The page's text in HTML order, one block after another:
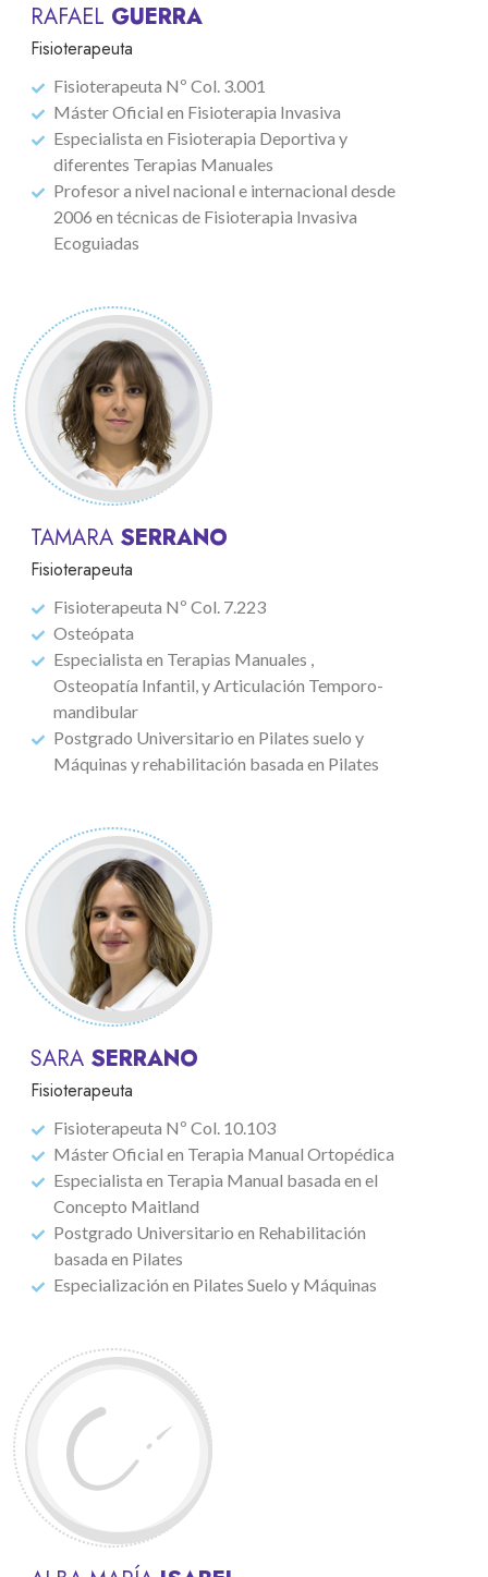
RAFAEL GUERRA
Fisioterapeuta
Fisioterapeuta Nº Col. 3.001
Máster Oficial en Fisioterapia Invasiva
Especialista en Fisioterapia Deportiva y
diferentes Terapias Manuales
Profesor a nivel nacional e internacional desde
2006 en técnicas de Fisioterapia Invasiva
Ecoguiadas
TAMARA SERRANO
Fisioterapeuta
Fisioterapeuta Nº Col. 7.223
Osteópata
Especialista en Terapias Manuales ,
Osteopatía Infantil, y Articulación Temporo-
mandibular
Postgrado Universitario en Pilates suelo y
Máquinas y rehabilitación basada en Pilates
SARA SERRANO
Fisioterapeuta
Fisioterapeuta Nº Col. 10.103
Máster Oficial en Terapia Manual Ortopédica
Especialista en Terapia Manual basada en el
Concepto Maitland
Postgrado Universitario en Rehabilitación
basada en Pilates
Especialización en Pilates Suelo y Máquinas